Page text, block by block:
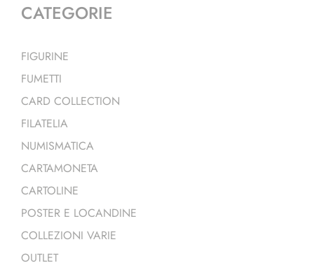
CATEGORIE
FIGURINE
FUMETTI
CARD COLLECTION
FILATELIA
NUMISMATICA
CARTAMONETA
CARTOLINE
POSTER E LOCANDINE
COLLEZIONI VARIE
OUTLET